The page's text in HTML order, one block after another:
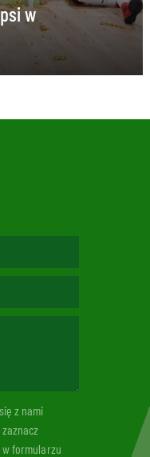
w
z nami
formularzu